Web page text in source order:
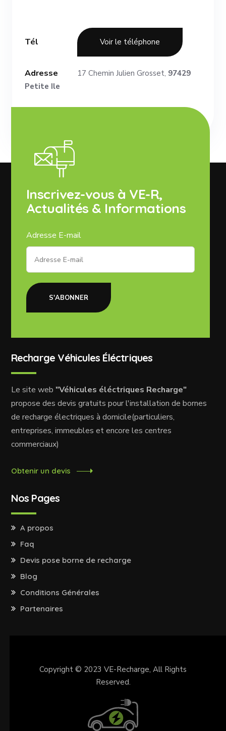
Tél Voir le téléphone
Adresse 17 Chemin Julien Grosset, 97429
Petite Ile
Inscrivez-vous à VE-R,
Actualités & Informations
Adresse E-mail
S'ABONNER
Recharge Véhicules Éléctriques
Le site web "Véhicules éléctriques Recharge"
propose des devis gratuits pour l'installation de bornes
de recharge électriques à domicile(particuliers,
entreprises, immeubles et encore les centres
commerciaux)
Obtenir un devis
Nos Pages
A propos
Faq
Devis pose borne de recharge
Blog
Conditions Générales
Partenaires
Copyright © 2023 VE-Recharge, All Rights
Reserved.